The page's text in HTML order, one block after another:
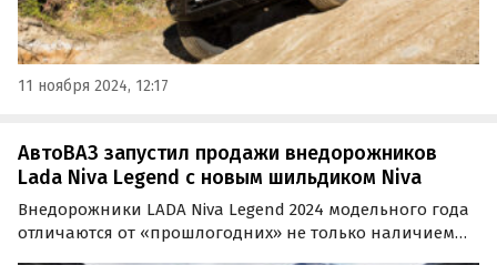
11 ноября 2024, 12:17
АвтоВАЗ запустил продажи внедорожников
Lada Niva Legend с новым шильдиком Niva
Внедорожники LADA Niva Legend 2024 модельного года
отличаются от «прошлогодних» не только наличием